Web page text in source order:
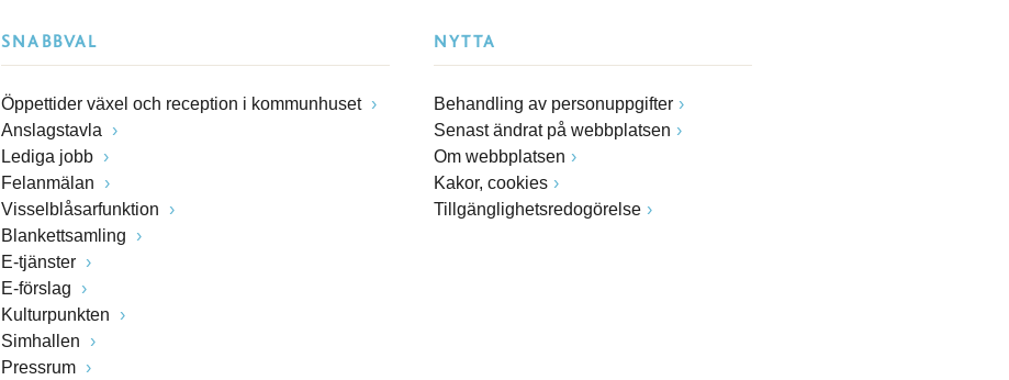
SNABBVAL
Öppettider växel och reception i kommunhuset
Anslagstavla
Lediga jobb
Felanmälan
Visselblåsarfunktion
Blankettsamling
E-tjänster
E-förslag
Kulturpunkten
Simhallen
Pressrum
NYTTA
Behandling av personuppgifter
Senast ändrat på webbplatsen
Om webbplatsen
Kakor, cookies
Tillgänglighetsredogörelse